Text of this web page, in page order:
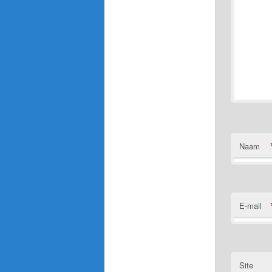
Naam
E-mail
Site